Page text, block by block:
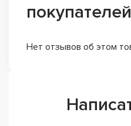
покупателей
Нет отзывов об этом